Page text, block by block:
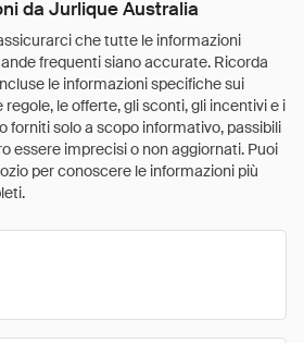
da Jurlique Australia
che tutte le informazioni
frequenti siano accurate. Ricorda
le informazioni specifiche sui
le offerte, gli sconti, gli incentivi e i
forniti solo a scopo informativo, passibili
essere imprecisi o non aggiornati. Puoi
per conoscere le informazioni più